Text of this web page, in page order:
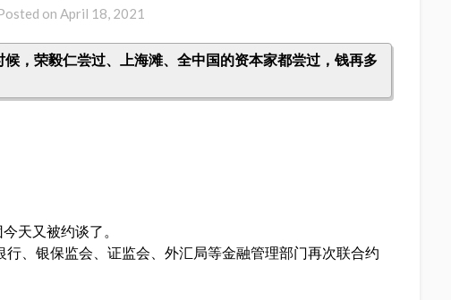
on April 18, 2021
，荣毅仁尝过、上海滩、全中国的资本家都尝过，钱再多
天又被约谈了。
、银保监会、证监会、外汇局等金融管理部门再次联合约